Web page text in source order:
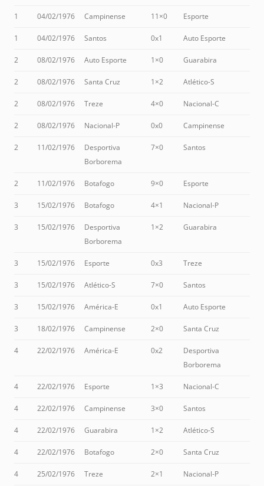
1 04/02/1976 Campinense 11×0 Esporte
1 04/02/1976 Santos 0x1 Auto Esporte
2 08/02/1976 Auto Esporte 1×0 Guarabira
2 08/02/1976 Santa Cruz 1×2 Atlético-S
2 08/02/1976 Treze 4×0 Nacional-C
2 08/02/1976 Nacional-P 0x0 Campinense
2 11/02/1976
Desportiva
Borborema
7×0 Santos
2 11/02/1976 Botafogo 9×0 Esporte
3 15/02/1976 Botafogo 4×1 Nacional-P
3 15/02/1976
Desportiva
Borborema
1×2 Guarabira
3 15/02/1976 Esporte 0x3 Treze
3 15/02/1976 Atlético-S 7×0 Santos
3 15/02/1976 América-E 0x1 Auto Esporte
3 18/02/1976 Campinense 2×0 Santa Cruz
4 22/02/1976 América-E 0x2
Desportiva
Borborema
4 22/02/1976 Esporte 1×3 Nacional-C
4 22/02/1976 Campinense 3×0 Santos
4 22/02/1976 Guarabira 1×2 Atlético-S
4 22/02/1976 Botafogo 2×0 Santa Cruz
4 25/02/1976 Treze 2×1 Nacional-P